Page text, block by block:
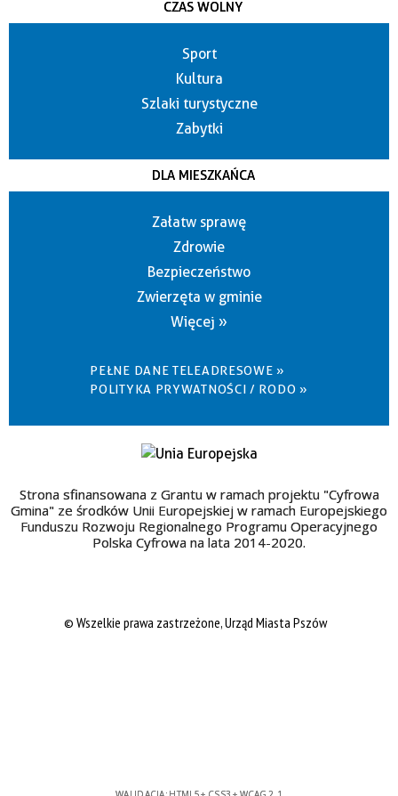
CZAS WOLNY
Sport
Kultura
Szlaki turystyczne
Zabytki
DLA MIESZKAŃCA
Załatw sprawę
Zdrowie
Bezpieczeństwo
Zwierzęta w gminie
Więcej »
PEŁNE DANE TELEADRESOWE »
POLITYKA PRYWATNOŚCI / RODO »
Strona sfinansowana z Grantu w ramach projektu "Cyfrowa
Gmina" ze środków Unii Europejskiej w ramach Europejskiego
Funduszu Rozwoju Regionalnego Programu Operacyjnego
Polska Cyfrowa na lata 2014-2020.
© Wszelkie prawa zastrzeżone, Urząd Miasta Pszów